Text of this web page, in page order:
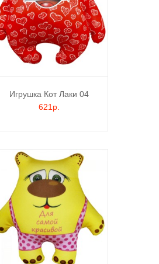
Игрушка Кот Лаки 04
621р.